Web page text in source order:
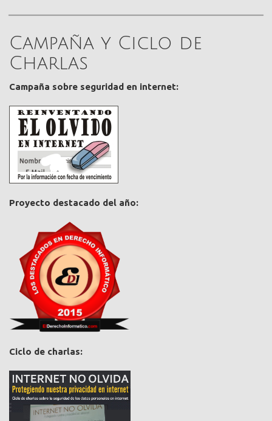
Campaña y Ciclo de
Charlas
Campaña sobre seguridad en internet:
Proyecto destacado del año:
Ciclo de charlas: